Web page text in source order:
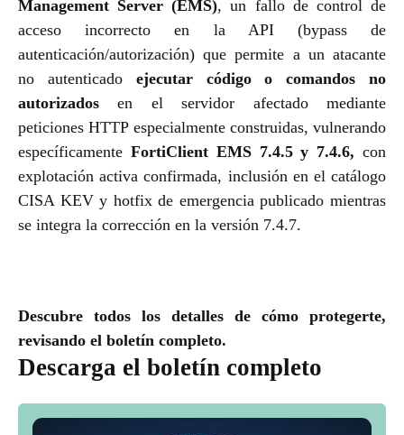
Management Server (EMS), un fallo de control de
acceso incorrecto en la API (bypass de
autenticación/autorización) que permite a un atacante
no autenticado ejecutar código o comandos no
autorizados en el servidor afectado mediante
peticiones HTTP especialmente construidas, vulnerando
específicamente FortiClient EMS 7.4.5 y 7.4.6, con
explotación activa confirmada, inclusión en el catálogo
CISA KEV y hotfix de emergencia publicado mientras
se integra la corrección en la versión 7.4.7.
Descubre todos los detalles de cómo protegerte,
revisando el boletín completo.
Descarga el boletín completo